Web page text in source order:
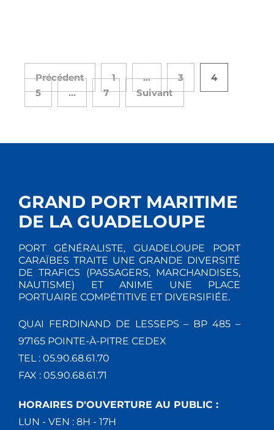
Précédent 1 … 3
4
5
… 7 Suivant
GRAND PORT MARITIME
DE LA GUADELOUPE
PORT GÉNÉRALISTE, GUADELOUPE PORT
CARAÏBES TRAITE UNE GRANDE DIVERSITÉ
DE TRAFICS (PASSAGERS, MARCHANDISES,
NAUTISME) ET ANIME UNE PLACE
PORTUAIRE COMPÉTITIVE ET DIVERSIFIÉE.
QUAI FERDINAND DE LESSEPS – BP 485 –
97165 POINTE-À-PITRE CEDEX
TEL : 05.90.68.61.70
FAX : 05.90.68.61.71
HORAIRES D'OUVERTURE AU PUBLIC :
LUN - VEN : 8H - 17H